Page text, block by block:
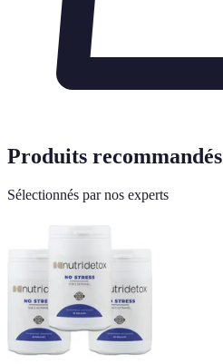
Produits recommandés
Sélectionnés par nos experts